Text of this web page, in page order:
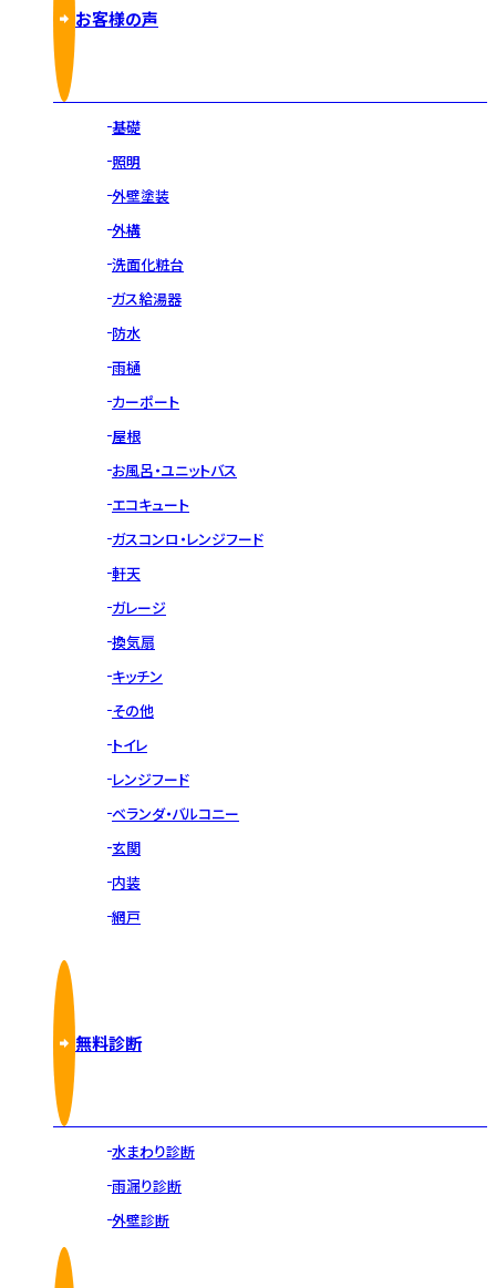
お客様の声
基礎
照明
外壁塗装
外構
洗面化粧台
ガス給湯器
防水
雨樋
カーポート
屋根
お風呂・ユニットバス
エコキュート
ガスコンロ・レンジフード
軒天
ガレージ
換気扇
キッチン
その他
トイレ
レンジフード
ベランダ・バルコニー
玄関
内装
網戸
無料診断
水まわり診断
雨漏り診断
外壁診断